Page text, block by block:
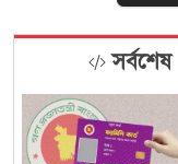
সর্বশেষ